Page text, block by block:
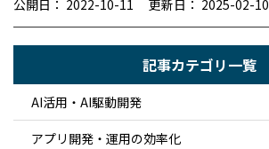
公開日： 2022-10-11 更新日： 2025-02-10
記事カテゴリ一覧
AI活用・AI駆動開発
アプリ開発・運用の効率化